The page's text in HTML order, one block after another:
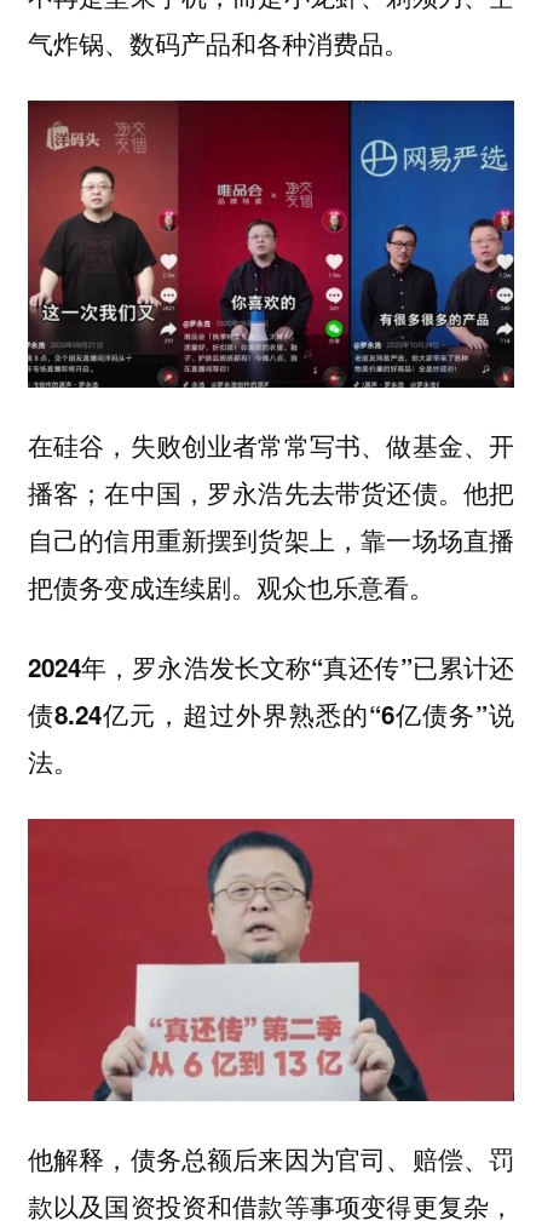
气炸锅、数码产品和各种消费品。
在硅谷，失败创业者常常写书、做基金、开
播客；在中国，罗永浩先去带货还债。他把
自己的信用重新摆到货架上，靠一场场直播
把债务变成连续剧。观众也乐意看。
2024年，罗永浩发长文称“真还传”已累计还
债8.24亿元，超过外界熟悉的“6亿债务”说
法。
他解释，债务总额后来因为官司、赔偿、罚
款以及国资投资和借款等事项变得更复杂，